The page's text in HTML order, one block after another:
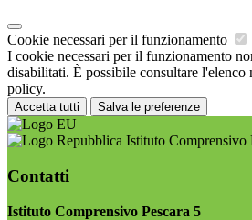
Cookie necessari per il funzionamento
I cookie necessari per il funzionamento
disabilitati. È possibile consultare l'elenco
policy.
Accetta tutti Salva le preferenze
Istituto Comprensivo
Contatti
Istituto Comprensivo Pescara 5